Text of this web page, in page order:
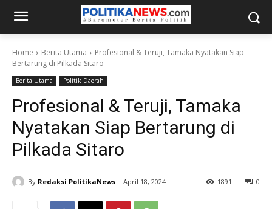
Home Berita Utama
Profesional & Teruji, Tamaka Nyatakan Siap
Bertarung di Pilkada Sitaro
Berita Utama Politik Daerah
Profesional & Teruji, Tamaka
Nyatakan Siap Bertarung di
Pilkada Sitaro
By Redaksi PolitikaNews April 18, 2024 0
1891